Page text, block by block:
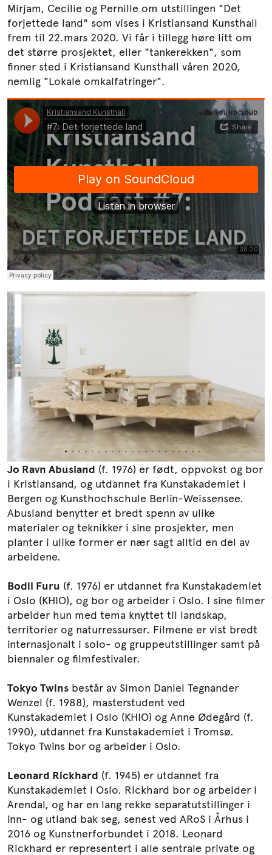
Mirjam, Cecilie og Pernille om utstillingen "Det
forjettede land" som vises i Kristiansand Kunsthall
frem til 22.mars 2020. Vi får i tillegg høre litt om
det større prosjektet, eller "tankerekken", som
finner sted i Kristiansand Kunsthall våren 2020,
nemlig "Lokale omkalfatringer".
Jo Ravn Abusland (f. 1976) er født, oppvokst og bor
i Kristiansand, og utdannet fra Kunstakademiet i
Bergen og Kunsthochschule Berlin-Weissensee.
Abusland benytter et bredt spenn av ulike
materialer og teknikker i sine prosjekter, men
planter i ulike former er nær sagt alltid en del av
arbeidene.
Bodil Furu (f. 1976) er utdannet fra Kunstakademiet
i Oslo (KHIO), og bor og arbeider i Oslo. I sine filmer
arbeider hun med tema knyttet til landskap,
territorier og naturressurser. Filmene er vist bredt
internasjonalt i solo- og gruppeutstillinger samt på
biennaler og filmfestivaler.
Tokyo Twins består av Simon Daniel Tegnander
Wenzel (f. 1988), masterstudent ved
Kunstakademiet i Oslo (KHIO) og Anne Ødegård (f.
1990), utdannet fra Kunstakademiet i Tromsø.
Tokyo Twins bor og arbeider i Oslo.
Leonard Rickhard (f. 1945) er utdannet fra
Kunstakademiet i Oslo. Rickhard bor og arbeider i
Arendal, og har en lang rekke separatutstillinger i
inn- og utland bak seg, senest ved ARoS i Århus i
2016 og Kunstnerforbundet i 2018. Leonard
Rickhard er representert i alle sentrale private og